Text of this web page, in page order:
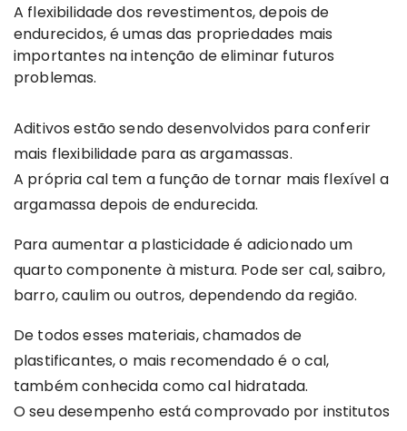
A flexibilidade dos revestimentos, depois de
endurecidos, é umas das propriedades mais
importantes na intenção de eliminar futuros
problemas.
Aditivos estão sendo desenvolvidos para conferir
mais flexibilidade para as argamassas.
A própria cal tem a função de tornar mais flexível a
argamassa depois de endurecida.
Para aumentar a plasticidade é adicionado um
quarto componente à mistura. Pode ser cal, saibro,
barro, caulim ou outros, dependendo da região.
De todos esses materiais, chamados de
plastificantes, o mais recomendado é o cal,
também conhecida como cal hidratada.
O seu desempenho está comprovado por institutos